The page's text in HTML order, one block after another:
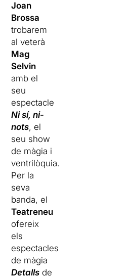
Joan
Brossa
trobarem
al veterà
Mag
Selvin
amb el
seu
espectacle
Ni sí, ni-
nots, el
seu show
de màgia i
ventrilòquia.
Per la
seva
banda, el
Teatreneu
ofereix
els
espectacles
de màgia
Detalls de